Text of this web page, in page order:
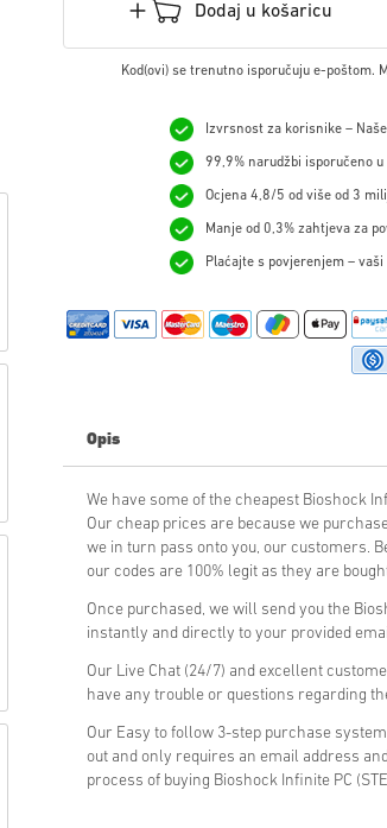
Dodaj u košaricu
Kod(ovi) se trenutno isporučuju e-poštom.
Izvrsnost za korisnike –
99,9% narudžbi isporučeno
Ocjena 4,8/5 od više od 3
Manje od 0,3% zahtjeva za
Plaćajte s povjerenjem –
Opis
We have some of the cheapest Bioshock
Our cheap prices are because we
we in turn pass onto you, our customers.
our codes are 100% legit as they are
Once purchased, we will send you the
instantly and directly to your provided
Our Live Chat (24/7) and excellent
have any trouble or questions regarding
Our Easy to follow 3-step purchase
out and only requires an email address
process of buying Bioshock Infinite PC